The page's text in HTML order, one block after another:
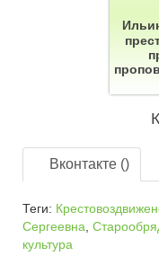
Вконтакте ()
Теги:
Сергеевна
культура